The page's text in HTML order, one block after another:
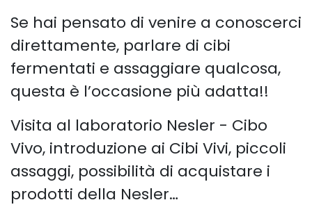
Se hai pensato di venire a conoscerci
direttamente, parlare di cibi
fermentati e assaggiare qualcosa,
questa è l’occasione più adatta!!
Visita al laboratorio Nesler - Cibo
Vivo, introduzione ai Cibi Vivi, piccoli
assaggi, possibilità di acquistare i
prodotti della Nesler…